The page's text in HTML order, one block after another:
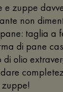
e zuppe
non
taglia a
di pane
olio